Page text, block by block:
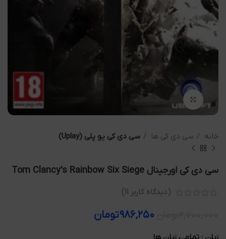
بزرگنمایی تصویر
خانه سی دی کی ها سی دی کی یو پلی (Uplay)
سی دی کی اورجینال Tom Clancy’s Rainbow Six Siege
(دیدگاه کاربر 11
)
۹۸۶,۲۵۰تومان